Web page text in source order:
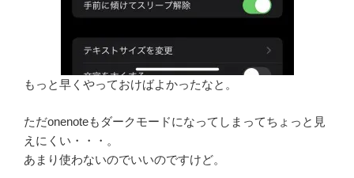
もっと早くやっておけばよかったなと。
ただonenoteもダークモードになってしまってちょっと見
えにくい・・・。
あまり使わないのでいいのですけど。